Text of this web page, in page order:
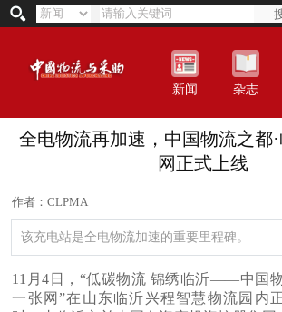
新闻 杂志
全电物流再加速，中国物流之都
网正式上线
作者：CLPMA
该充电站是全电物流加速的重要里程碑。
11月4日，“低碳物流 锦绣临沂——中国
一张网”在山东临沂兴程智慧物流园内